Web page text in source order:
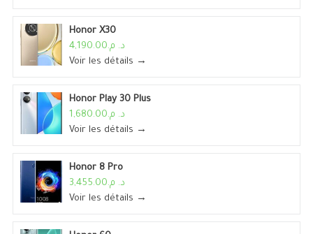
Honor X30
د. م.4,190.00
Voir les détails →
Honor Play 30 Plus
د. م.1,680.00
Voir les détails →
Honor 8 Pro
د. م.3,455.00
Voir les détails →